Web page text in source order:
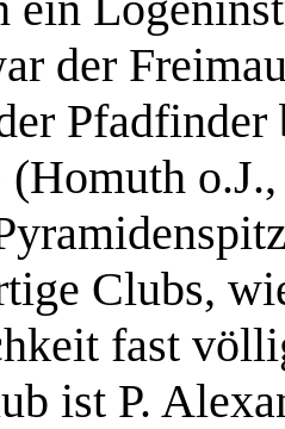
der
Clubs,
fast
ist P.